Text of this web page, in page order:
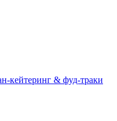
кейтеринг & фуд-траки